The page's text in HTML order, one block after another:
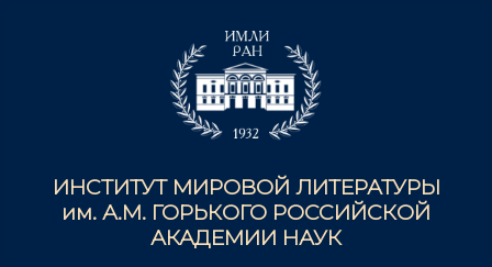
ИНСТИТУТ МИРОВОЙ ЛИТЕРАТУРЫ
им. А.М. ГОРЬКОГО РОССИЙСКОЙ
АКАДЕМИИ НАУК